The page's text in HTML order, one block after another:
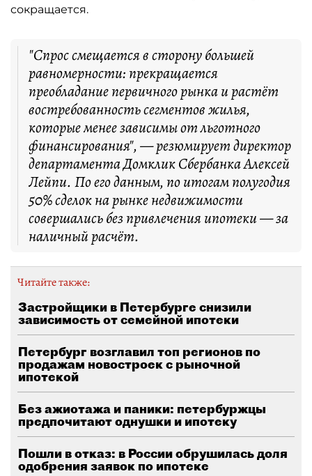
сокращается.
"Спрос смещается в сторону большей
равномерности: прекращается
преобладание первичного рынка и растёт
востребованность сегментов жилья,
которые менее зависимы от льготного
финансирования", — резюмирует директор
департамента Домклик Сбербанка Алексей
Лейпи. По его данным, по итогам полугодия
50% сделок на рынке недвижимости
совершались без привлечения ипотеки — за
наличный расчёт.
Читайте также:
Застройщики в Петербурге снизили
зависимость от семейной ипотеки
Петербург возглавил топ регионов по
продажам новостроек с рыночной
ипотекой
Без ажиотажа и паники: петербуржцы
предпочитают однушки и ипотеку
Пошли в отказ: в России обрушилась доля
одобрения заявок по ипотеке